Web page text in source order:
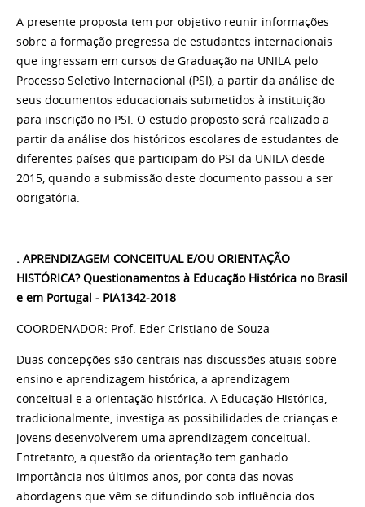
A presente proposta tem por objetivo reunir informações
sobre a formação pregressa de estudantes internacionais
que ingressam em cursos de Graduação na UNILA pelo
Processo Seletivo Internacional (PSI), a partir da análise de
seus documentos educacionais submetidos à instituição
para inscrição no PSI. O estudo proposto será realizado a
partir da análise dos históricos escolares de estudantes de
diferentes países que participam do PSI da UNILA desde
2015, quando a submissão deste documento passou a ser
obrigatória.
. APRENDIZAGEM CONCEITUAL E/OU ORIENTAÇÃO
HISTÓRICA? Questionamentos à Educação Histórica no Brasil
e em Portugal - PIA1342-2018
COORDENADOR: Prof. Eder Cristiano de Souza
Duas concepções são centrais nas discussões atuais sobre
ensino e aprendizagem histórica, a aprendizagem
conceitual e a orientação histórica. A Educação Histórica,
tradicionalmente, investiga as possibilidades de crianças e
jovens desenvolverem uma aprendizagem conceitual.
Entretanto, a questão da orientação tem ganhado
importância nos últimos anos, por conta das novas
abordagens que vêm se difundindo sob influência dos